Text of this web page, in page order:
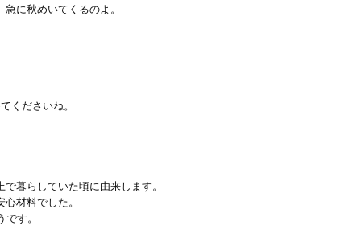
に秋めいてくるのよ。
くださいね。
暮らしていた頃に由来します。
材料でした。
す。